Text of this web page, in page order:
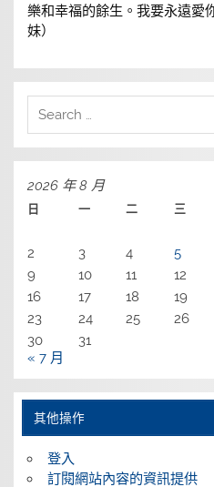
樂和幸福的餘生。我要永遠愛
妹）
2026 年 8 月
日 一 二 三
2
3 4 5
9
10 11 12
16
17 18 19
23
24 25 26
30
31
« 7 月
其他操作
登入
訂閱網站內容的資訊提供